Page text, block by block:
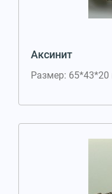
Аксинит
Размер: